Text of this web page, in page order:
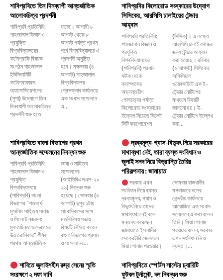
শাবিপ্রবিতে তিন দিনব্যাপী আন্তর্জাতিক
আলোকচিত্র প্রদর্শনী
শাবিপ্রবি প্রতিনিধি:
শাহজালাল বিজ্ঞান ও
প্রযুক্তি
বিশ্ববিদ্যালয়ের
ফটোগ্রাফি বিষয়ক
সংগঠন শাহজালাল
ইউনিভার্সিটি
ফটোগ্রাফারস
অ্যাসোসিয়েশনের
(সুপা) উদ্যোগে তিন
দিনব্যাপী আলোকচিত্র
প্রদর্শনী শুরু হতে
যাচ্ছে। আগামী ৬
আগস্ট থেকে ৮
আগস্ট পর্যন্ত প্রথম
পর্বে বিশ্ববিদ্যালয়ে এ
প্রদর্শনী অনুষ্ঠিত
হবে। মঙ্গলবার (৪
আগস্ট) শাহজালাল
বিশ্ববিদ্যালয়
প্রেসক্লাব কার্যালয়ে
এক সংবাদ সম্মেলনে
এ...
শাবিপ্রবির কিলোরোড সংস্কারের উদ্যোগ
সিসিকের, আরসিসি ঢালাইয়ের টেন্ডার
আহ্বান
শাবিপ্রবি প্রতিনিধি:
শাহজালাল বিজ্ঞান ও
প্রযুক্তি
বিশ্ববিদ্যালয়ের
(শাবিপ্রবি) প্রধান
ফটক থেকে
ক্যাম্পাসের
অভ্যন্তরীণ
গোলচত্বর পর্যন্ত
কিলোরোড সংস্কারের
উদ্যোগ নিয়েছে সিলেট
সিটি করপোরেশন
(সিসিক)। এ লক্ষ্যে
আরসিসি ঢালাই কাজের
জন্য টেন্ডার আহ্বান
করা হয়েছে। রবিবার
(২ আগস্ট) সিসিকের
অফিসিয়াল
ওয়েবসাইটে এক ই-
টেন্ডার নোটিশের
মাধ্যমে বিষয়টি
জানানো হয়। ই-
টেন্ডার নোটিশে উল্লেখ
করা...
শাবিপ্রবিতে বাংলা বিভাগের প্রথম
আন্তর্জাতিক সম্মেলনের নিবন্ধন শুরু
শাবিপ্রবি প্রতিনিধি:
শাহজালাল বিজ্ঞান ও
প্রযুক্তি
বিশ্ববিদ্যালয়ে
(শাবিপ্রবি) বাংলা
বিভাগের "শতবর্ষে
মুসলিম সাহিত্য সমাজ
ও সিলেটে নজরুল:
মুক্তচিন্তা ও দ্রোহের
উত্তরাধিকার" শীর্ষক
প্রথম আন্তর্জাতিক
ভাষা ও সাহিত্য
সম্মেলনের
(আইসিবিএলএল-২০
২৬) নিবন্ধন শুরু
হয়েছে। সোমবার (৩
আগস্ট) দুপুর ১টায়
সাংবাদিকদের সঙ্গে
মতবিনিময় সভায়
বিষয়টি নিশ্চিত করেন
বাংলা বিভাগের প্রধান
ও সম্মেলনের...
দ্রব্যমূল্য-গ্যাস-বিদ্যুৎ নিয়ে সরকারের
মাথাব্যথা নেই, তারা ব্যস্ত সংবিধান ও
জুলাই সনদ নিয়ে বিভ্রান্তি তৈরির
পরিকল্পনায় : জামায়াত
সরকার এখন
সংবিধান নিয়ে ব্যস্ত,
দ্রব্যমূল্য, গ্যাস ও
বিদ্যুৎ নিয়ে তাদের
মাথাব্যথা নেই বলে
মন্তব্য করেছেন
জামায়াতে ইসলামীর
সেক্রেটারি জেনারেল
মিয়া গোলাম পরওয়ার।
সোমবার রাজধানীর
মগবাজারে দলের
কেন্দ্রীয় কার্যালয়ে
আয়োজিত এক সংবাদ
সম্মেলনে এ কথা বলেন
তিনি। মিয়া গোলাম
পরওয়ার বলেন, সরকার
এখন সংবিধান নিয়ে
ব্যস্ত।...
শাবিতে জুলাইশহীদ রুদ্র সেনের স্মৃতি
সংরক্ষণে ২ দফা দাবি
শাবিপ্রবিতে স্পোর্টস সাস্টের চ্যারিটি
ফুটবল টুর্নামেন্ট, দল নিবন্ধন শুরু